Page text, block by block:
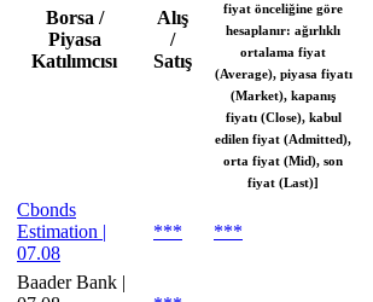
Borsa /
Piyasa
Katılımcısı
Alış
/
Satış
fiyat önceliğine göre
hesaplanır: ağırlıklı
ortalama fiyat
(Average), piyasa fiyatı
(Market), kapanış
fiyatı (Close), kabul
edilen fiyat (Admitted),
orta fiyat (Mid), son
fiyat (Last)]
Cbonds
Estimation |
07.08
*** ***
Baader Bank |